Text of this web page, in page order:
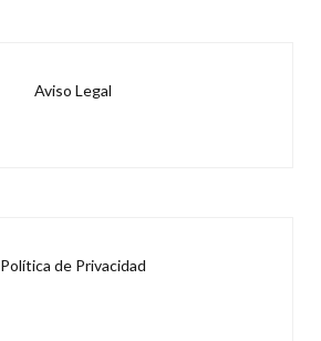
Aviso Legal
Política de Privacidad